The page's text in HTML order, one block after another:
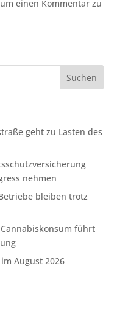
einen Kommentar zu
geht zu Lasten des
nehmen
bleiben trotz
führt
August 2026